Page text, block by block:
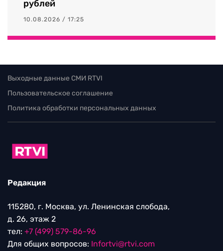
рублей
10.08.2026 / 17:25
Выходные данные СМИ RTVI
Пользовательское соглашение
Политика обработки персональных данных
Редакция
115280, г. Москва, ул. Ленинская слобода,
д. 26, этаж 2
тел: +7 (499) 579-86-96
Для общих вопросов: Infortvi@rtvi.com